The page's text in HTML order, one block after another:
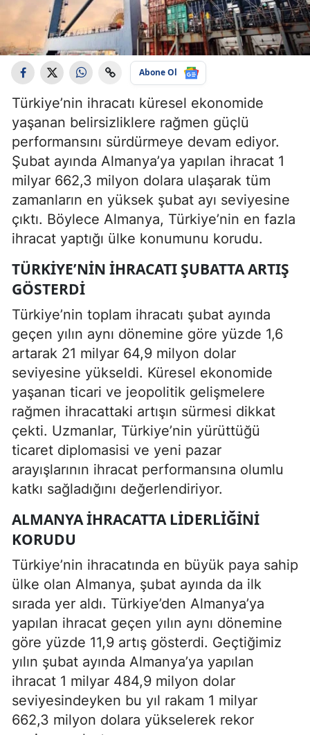
Abone Ol
Türkiye’nin ihracatı küresel ekonomide
yaşanan belirsizliklere rağmen güçlü
performansını sürdürmeye devam ediyor.
Şubat ayında Almanya’ya yapılan ihracat 1
milyar 662,3 milyon dolara ulaşarak tüm
zamanların en yüksek şubat ayı seviyesine
çıktı. Böylece Almanya, Türkiye’nin en fazla
ihracat yaptığı ülke konumunu korudu.
TÜRKIYE’NIN İHRACATI ŞUBATTA ARTIŞ
GÖSTERDI
Türkiye’nin toplam ihracatı şubat ayında
geçen yılın aynı dönemine göre yüzde 1,6
artarak 21 milyar 64,9 milyon dolar
seviyesine yükseldi. Küresel ekonomide
yaşanan ticari ve jeopolitik gelişmelere
rağmen ihracattaki artışın sürmesi dikkat
çekti. Uzmanlar, Türkiye’nin yürüttüğü
ticaret diplomasisi ve yeni pazar
arayışlarının ihracat performansına olumlu
katkı sağladığını değerlendiriyor.
ALMANYA İHRACATTA LIDERLIĞINI
KORUDU
Türkiye’nin ihracatında en büyük paya sahip
ülke olan Almanya, şubat ayında da ilk
sırada yer aldı. Türkiye’den Almanya’ya
yapılan ihracat geçen yılın aynı dönemine
göre yüzde 11,9 artış gösterdi. Geçtiğimiz
yılın şubat ayında Almanya’ya yapılan
ihracat 1 milyar 484,9 milyon dolar
seviyesindeyken bu yıl rakam 1 milyar
662,3 milyon dolara yükselerek rekor